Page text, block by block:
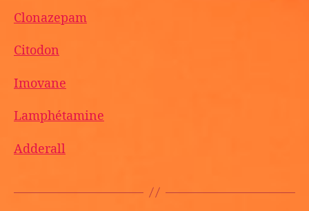
Clonazepam
Citodon
Imovane
Lamphétamine
Adderall